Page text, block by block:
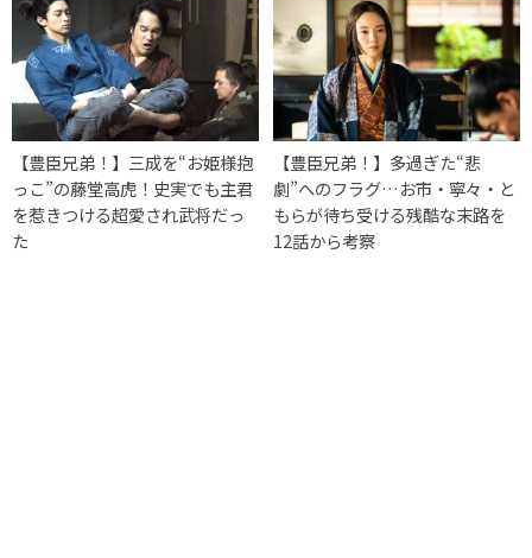
【豊臣兄弟！】三成を“お姫様抱
っこ”の藤堂高虎！史実でも主君
を惹きつける超愛され武将だっ
た
【豊臣兄弟！】多過ぎた“悲
劇”へのフラグ…お市・寧々・と
もらが待ち受ける残酷な末路を
12話から考察